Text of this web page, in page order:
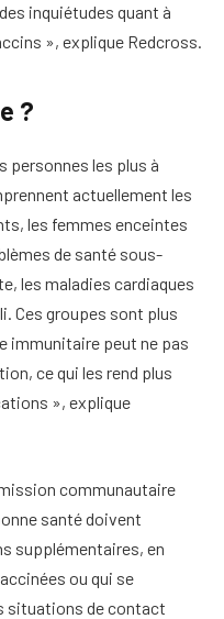
inquiétudes quant à
», explique Redcross.
?
personnes les plus à
actuellement les
les femmes enceintes
de santé sous-
les maladies cardiaques
Ces groupes sont plus
immunitaire peut ne pas
ce qui les rend plus
», explique
communautaire
santé doivent
supplémentaires, en
ou qui se
situations de contact